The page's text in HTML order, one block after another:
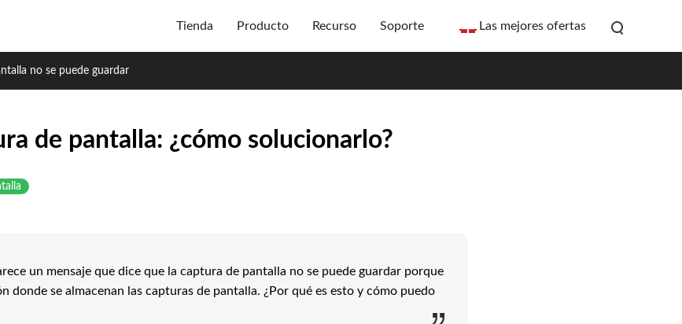
Tienda Producto Recurso Soporte Las mejores ofertas
no se puede guardar
de pantalla: ¿cómo solucionarlo?
un mensaje que dice que la captura de pantalla no se puede guardar porque
donde se almacenan las capturas de pantalla. ¿Por qué es esto y cómo puedo